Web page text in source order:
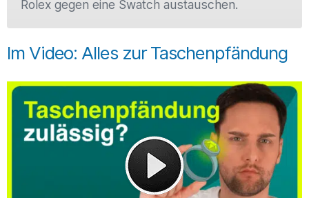
Rolex gegen eine Swatch austauschen.
Im Video: Alles zur Taschenpfändung